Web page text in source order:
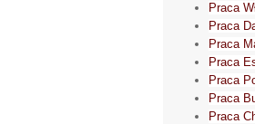
Praca
Praca
Praca
Praca
Praca
Praca
Praca